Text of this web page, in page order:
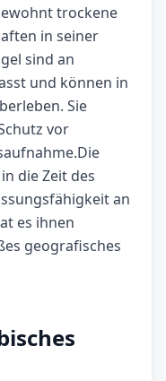
trockene
in seiner
sind an
und können in
Sie
vor
die Zeit des
an
es ihnen
geografisches